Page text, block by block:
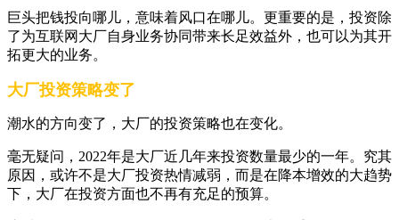
巨头把钱投向哪儿，意味着风口在哪儿。更重要的是，投资除
了为互联网大厂自身业务协同带来长足效益外，也可以为其开
拓更大的业务。
大厂投资策略变了
潮水的方向变了，大厂的投资策略也在变化。
毫无疑问，2022年是大厂近几年来投资数量最少的一年。究其
原因，或许不是大厂投资热情减弱，而是在降本增效的大趋势
下，大厂在投资方面也不再有充足的预算。